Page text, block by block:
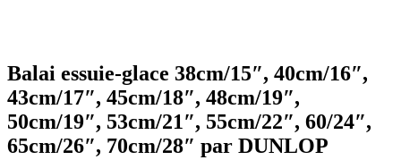
Balai essuie-glace 38cm/15″, 40cm/16″,
43cm/17″, 45cm/18″, 48cm/19″,
50cm/19″, 53cm/21″, 55cm/22″, 60/24″,
65cm/26″, 70cm/28″ par DUNLOP